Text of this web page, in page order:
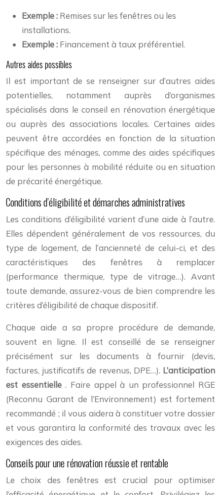
Exemple : Remises sur les fenêtres ou les
installations.
Exemple : Financement à taux préférentiel.
Autres aides possibles
Il est important de se renseigner sur d’autres aides
potentielles, notamment auprès d’organismes
spécialisés dans le conseil en rénovation énergétique
ou auprès des associations locales. Certaines aides
peuvent être accordées en fonction de la situation
spécifique des ménages, comme des aides spécifiques
pour les personnes à mobilité réduite ou en situation
de précarité énergétique.
Conditions d’éligibilité et démarches administratives
Les conditions d’éligibilité varient d’une aide à l’autre.
Elles dépendent généralement de vos ressources, du
type de logement, de l’ancienneté de celui-ci, et des
caractéristiques des fenêtres à remplacer
(performance thermique, type de vitrage…). Avant
toute demande, assurez-vous de bien comprendre les
critères d’éligibilité de chaque dispositif.
Chaque aide a sa propre procédure de demande,
souvent en ligne. Il est conseillé de se renseigner
précisément sur les documents à fournir (devis,
factures, justificatifs de revenus, DPE…). L’anticipation
est essentielle. Faire appel à un professionnel RGE
(Reconnu Garant de l’Environnement) est fortement
recommandé ; il vous aidera à constituer votre dossier
et vous garantira la conformité des travaux avec les
exigences des aides.
Conseils pour une rénovation réussie et rentable
Le choix des fenêtres est crucial pour optimiser